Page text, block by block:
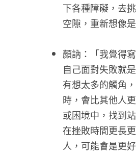
下各種障礙，去
空隙，重新想像
顏訥：「我覺得
自己面對失敗就
有想太多的觸角
時，會比其他人
或困境中，找到
在挫敗時間更長
人，可能會是更好